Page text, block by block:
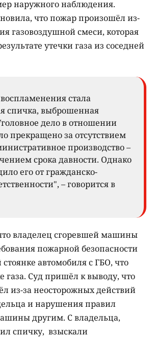
наружного наблюдения.
что пожар произошёл из-
газовоздушной смеси, которая
утечки газа из соседней
стала
спичка, выброшенная
дело в отношении
прекращено за отсутствием
производство –
срока давности. Однако
его от гражданско-
– говорится в
владелец сгоревшей машины
пожарной безопасности
автомобиля с ГБО, что
газа. Суд пришёл к выводу, что
из-за неосторожных действий
и нарушения правил
другим. С владельца,
спичку, взыскали